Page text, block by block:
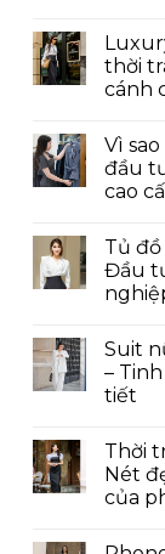
thời
cánh
Vì
đầu
cao
Tủ đồ
Đầu
Suit
–
tiết
Thời
Nét
của